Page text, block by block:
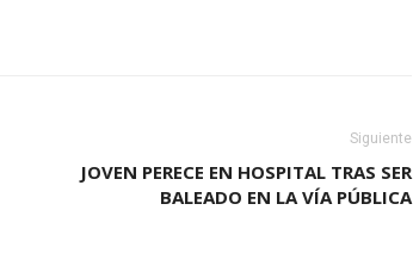
Siguiente
JOVEN PERECE EN HOSPITAL TRAS SER
BALEADO EN LA VÍA PÚBLICA